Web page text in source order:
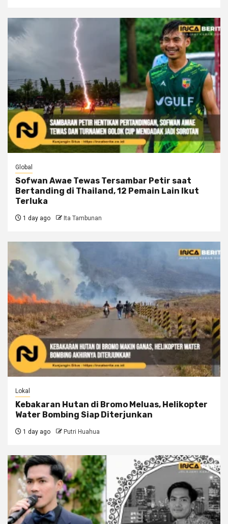
Global
Sofwan Awae Tewas Tersambar Petir saat
Bertanding di Thailand, 12 Pemain Lain Ikut
Terluka
1 day ago Ita Tambunan
Lokal
Kebakaran Hutan di Bromo Meluas, Helikopter
Water Bombing Siap Diterjunkan
1 day ago Putri Huahua